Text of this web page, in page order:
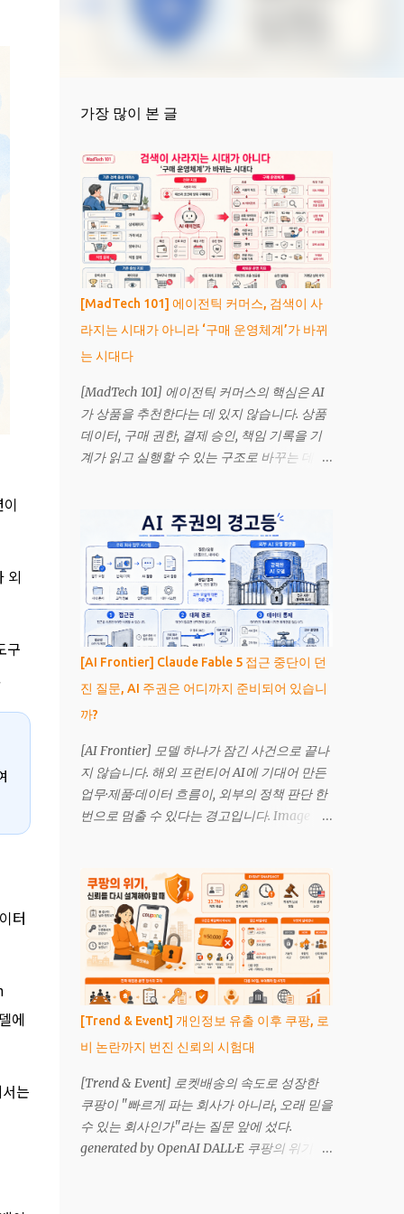
외
구
터
에
는
가장 많이 본 글
[MadTech 101] 에이전틱 커머스, 검색이 사
라지는 시대가 아니라 ‘구매 운영체계’가 바뀌
는 시대다
[MadTech 101] 에이전틱 커머스의 핵심은 AI
가 상품을 추천한다는 데 있지 않습니다. 상품
데이터, 구매 권한, 결제 승인, 책임 기록을 기
계가 읽고 실행할 수 있는 구조로 바꾸는 데 있
머스(Agentic Commerce)는 인공지능
(Artificial Intelligence, AI) 에이전트가 소비
자나 기업을 대신해 상품을 조사하고, 조건을
비교하며, 승인된 범위 안에서 구매까지 수행
하는 거래 방식입니다. 기존 추천 시스템이 선
택지를 보여줬다면, 에이전트는 목표를 해석
하고 외부 시스템을 호출해 실제 행동으로 이
어갑니다. 2026년에는 이 개념이 발표 자료에
만 머물지 않았습니다. Mastercard는 한국에
서 인천공항과 서울 도심 사이의 차량 예약을
발표했고, 호주와 중남미에서도 영화표, 숙박,
식료품, 서적과 디지털 상품을 포함한 거래 사
례를 공개했습니다. 그렇다고 사람이 운영하
는 쇼핑몰이 곧 사라진다는 뜻은 아닙니다. 현
거래가 섞여 있습니다. 더 중요한 변화는 소비
자가 반드시 특정 사이트를 먼저 방문하지 않
아도 상품을 발견하고 구매를 시작할 수 있게
됐다는 점입니다. 확인 범위 현재 공개된 거래
사례는 에이전틱 결제가 기술적으로 작동할
수 있다는 증거입니다. 소비자 거래의 상당 부
분이 이미 에이전트로 전환됐다는 증거는 아
닙니다. 기업 발표와 시장의 실제 이용 규모는
구분해 봐야 합니다. 에이전틱 커머스란 무엇
색어를 입력하고, 여러 상세페이...
[AI Frontier] Claude Fable 5 접근 중단이 던
진 질문, AI 주권은 어디까지 준비되어 있습니
까?
[AI Frontier] 모델 하나가 잠긴 사건으로 끝나
지 않습니다. 해외 프런티어 AI에 기대어 만든
업무·제품·데이터 흐름이, 외부의 정책 판단 한
번으로 멈출 수 있다는 경고입니다. Image
중단을 지시했습니다. Anthropic은 국가안보
권한을 근거로 한 수출통제 지시를 받았으며,
외국 국적자 접근 제한이 실무상 전 고객 접근
중단으로 이어졌다고 설명했습니다. 이 사안
은 단순한 서비스 장애가 아닙니다. 프런티어
AI 모델을 빌려 쓰는 기업과 국가가 어느 순간
접근권을 잃을 수 있다는 신호입니다. 독자가
주목해야 할 질문은 “Anthropic이 맞았나, 정
부가 맞았나”가 아닙니다. 더 중요한 질문은 이
것입니다. 우리 조직은 특정 해외 모델이 갑자
기 멈췄을 때 업무, 제품, 데이터 흐름을 유지할
수 있습니까. AI 주권은 거창한 국가 전략만의
문제가 아니라, 기업의 운영 연속성과도 연결
[Trend & Event] 개인정보 유출 이후 쿠팡, 로
비 논란까지 번진 신뢰의 시험대
[Trend & Event] 로켓배송의 속도로 성장한
쿠팡이 "빠르게 파는 회사가 아니라, 오래 믿을
수 있는 회사인가"라는 질문 앞에 섰다.
generated by OpenAI DALL·E 쿠팡의 위기는